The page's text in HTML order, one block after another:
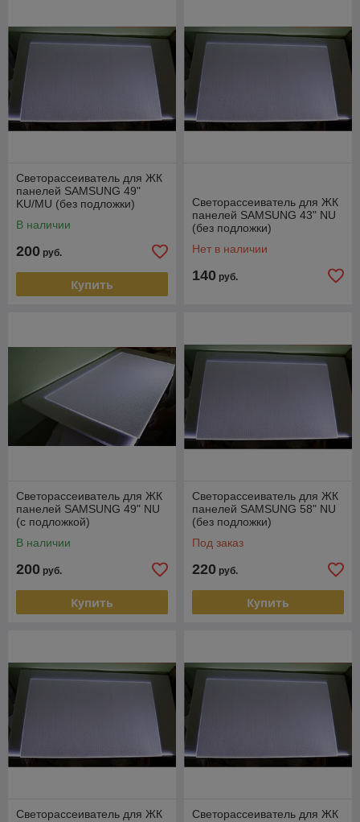
Светорассеиватель для ЖК
панелей SAMSUNG 49"
KU/MU (без подложки)
В наличии
200 руб.
Купить
Светорассеиватель для ЖК
панелей SAMSUNG 43" NU
(без подложки)
Нет в наличии
140 руб.
Светорассеиватель для ЖК
панелей SAMSUNG 49" NU
(с подложкой)
В наличии
200 руб.
Купить
Светорассеиватель для ЖК
панелей SAMSUNG 58" NU
(без подложки)
Под заказ
220 руб.
Купить
Светорассеиватель для ЖК
Светорассеиватель для ЖК